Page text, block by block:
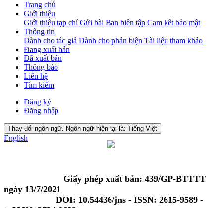
Trang chủ
Giới thiệu
Giới thiệu tạp chíGửi bài Ban biên tập Cam kết bảo mật
Thông tin
Dành cho tác giả Dành cho phản biện Tài liệu tham khảo
Đang xuất bản
Đã xuất bản
Thông báo
Liên hệ
Tìm kiếm
Đăng ký
Đăng nhập
Thay đổi ngôn ngữ. Ngôn ngữ hiện tại là: Tiếng Việt
English
Giấy phép xuất bản: 439/GP-BTTTT
ngày 13/7/2021
DOI: 10.54436/jns - ISSN: 2615-9589 -